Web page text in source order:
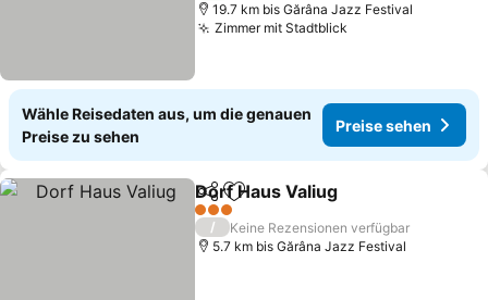
19.7 km bis Gărâna Jazz Festival
Zimmer mit Stadtblick
Wähle Reisedaten aus, um die genauen
Preise zu sehen
Preise sehen
TeilenZu Favoriten hinzufügen
Dorf Haus Valiug
3 Sterne
/
Keine Rezensionen verfügbar
5.7 km bis Gărâna Jazz Festival